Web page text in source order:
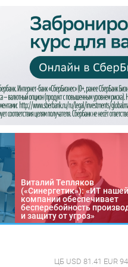
Виталий Тепляков
(«Синергетик»): «ИТ нашей
компании обеспечивает
бесперебойность
и защиту от угроз»
ЦБ USD 81.41 EUR